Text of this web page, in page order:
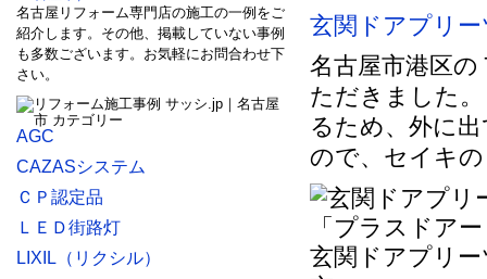
玄関ドアプリ
名古屋市港区
ただきました
るため、外に
ので、セイキ
玄関ドアプリ
名古屋リフォーム専門店の施工の一例をご
紹介します。その他、掲載していない事例
も多数ございます。お気軽にお問合わせ下
さい。
AGC
CAZASシステム
ＣＰ認定品
ＬＥＤ街路灯
LIXIL（リクシル）